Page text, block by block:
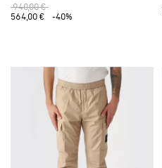
940,00 €
564,00 €
-40%